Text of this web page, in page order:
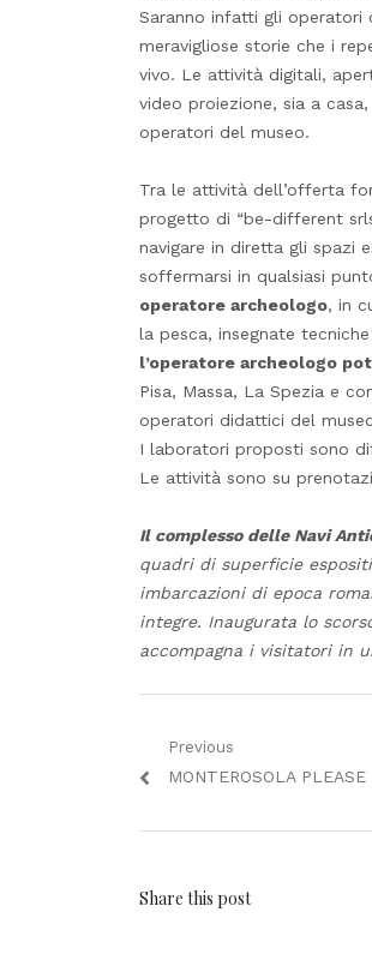
Saranno infatti gli operatori
meravigliose storie che i
vivo. Le attività digitali,
video proiezione, sia a
operatori del museo.
Tra le attività dell’offerta
progetto di “be-different
navigare in diretta gli spazi
soffermarsi in qualsiasi
operatore archeologo, in
la pesca, insegnate
l’operatore archeologo
Pisa, Massa, La Spezia e
operatori didattici del
I laboratori proposti sono
Le attività sono su
Il complesso delle Navi
quadri di superficie
imbarcazioni di epoca
integre. Inaugurata lo
accompagna i visitatori in
Navigazione
articoli
Previous
Previous
MONTEROSOLA PLEASE
Share this post